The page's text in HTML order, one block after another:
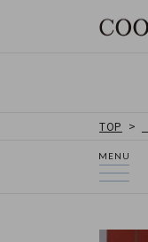
TOP
MENU